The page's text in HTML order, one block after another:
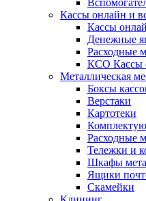
Кассы онлайн и
Кассы
Денежные
Расходные
КСО Кассы
Металлическая
Боксы
Верстаки
Картотеки
Расходные
Тележки и
Шкафы
Ящики
Скамейки